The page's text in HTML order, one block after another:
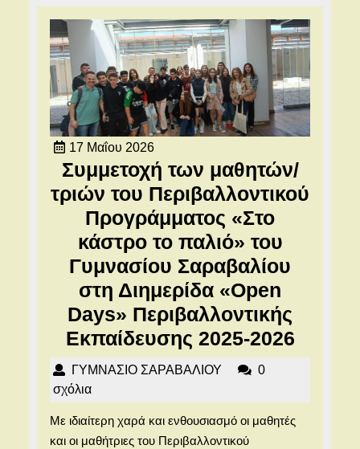
17 Μαΐου 202617
Μαΐου
2026
Συμμετοχή των μαθητών/
τριών του Περιβαλλοντικού
Προγράμματος «Στο
κάστρο το παλιό» του
Γυμνασίου Σαραβαλίου
στη Διημερίδα «Open
Days» Περιβαλλοντικής
Εκπαίδευσης 2025-2026
των
τριών
του
ΓΥΜΝΑΣΙΟ ΣΑΡΑΒΑΛΙΟΥ ΓΥΜΝΑΣΙΟ
0
σχόλια
Με ιδιαίτερη χαρά και ενθουσιασμό οι μαθητές
και οι μαθήτριες του Περιβαλλοντικού